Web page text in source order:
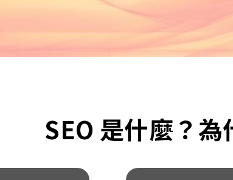
SEO 是什麼？為